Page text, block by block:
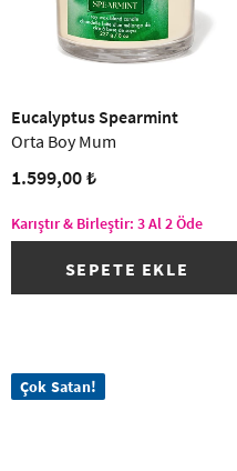
Eucalyptus Spearmint
Orta Boy Mum
1.599,00 ₺
Karıştır & Birleştir: 3 Al 2 Öde
SEPETE EKLE
Çok Satan!